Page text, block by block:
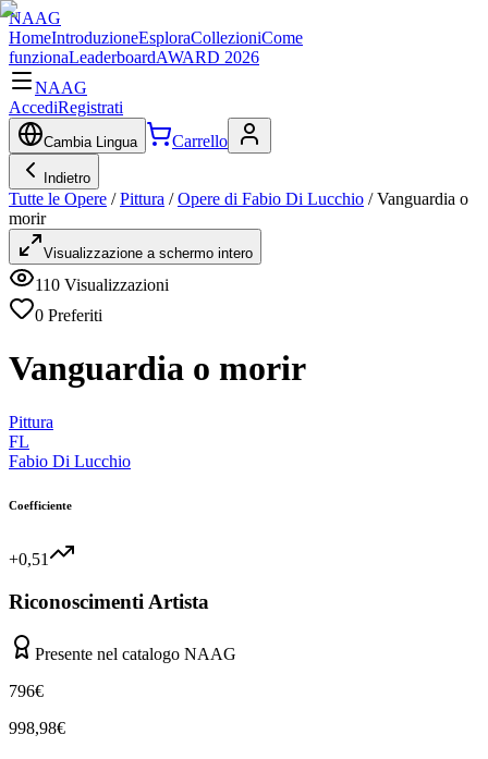
NAAG
HomeIntroduzioneEsploraCollezioniCome
funzionaLeaderboardAWARD 2026
NAAG
AccediRegistrati
Cambia Lingua Carrello
Indietro
Tutte le Opere / Pittura / Opere di Fabio Di Lucchio /Vanguardia o
morir
Visualizzazione a schermo intero
110 Visualizzazioni
0 Preferiti
Vanguardia o morir
Pittura
FL
Fabio Di Lucchio
Coefficiente
+0,51
Riconoscimenti Artista
Presente nel catalogo NAAG
796€
998,98€